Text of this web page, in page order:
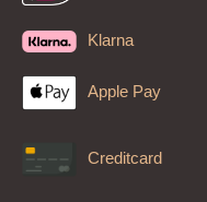
Klarna
Apple Pay
Creditcard